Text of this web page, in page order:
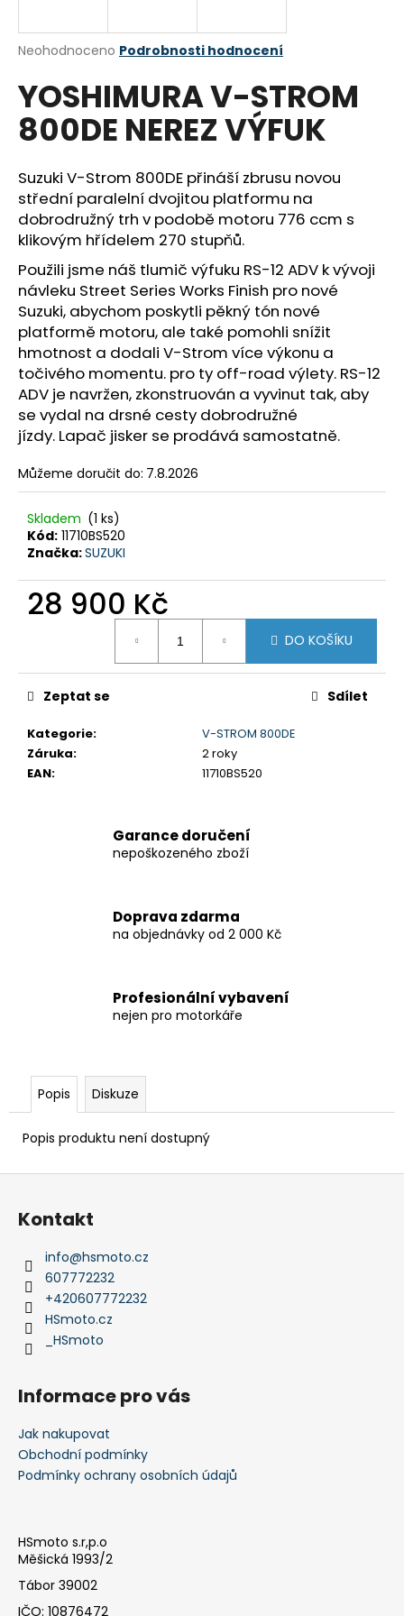
Průměrné
produktu
je
0,0
z
hvězdiček.
Neohodnoceno Podrobnosti hodnocení
YOSHIMURA V-STROM
800DE NEREZ VÝFUK
Suzuki V-Strom 800DE přináší zbrusu novou
střední paralelní dvojitou platformu na
dobrodružný trh v podobě motoru 776 ccm s
klikovým hřídelem 270 stupňů.
Použili jsme náš tlumič výfuku RS-12 ADV k vývoji
návleku Street Series Works Finish pro nové
Suzuki, abychom poskytli pěkný tón nové
platformě motoru, ale také pomohli snížit
hmotnost a dodali V-Strom více výkonu a
točivého momentu. pro ty off-road výlety. RS-12
ADV je navržen, zkonstruován a vyvinut tak, aby
se vydal na drsné cesty dobrodružné
jízdy. Lapač jisker se prodává samostatně.
Můžeme doručit do: 7.8.2026
Skladem (1 ks)
Kód: 11710BS520
Značka:SUZUKI
28 900 Kč
DO KOŠÍKU
Kategorie:
V-STROM 800DE
Záruka:
2 roky
EAN: 11710BS520
Zeptat se Sdílet
Garance doručení
nepoškozeného zboží
Doprava zdarma
na objednávky od 2 000 Kč
Profesionální vybavení
nejen pro motorkáře
Popis Diskuze
Popis produktu není dostupný
j
t
?
HLEDAT
D
o
p
o
r
u
č
u
j
e
m
GSX-
199
900
900
Kč
Z
Kontakt
info@hsmoto.cz
607772232
+420607772232
HSmoto.cz
_HSmoto
Informace pro vás
Jak nakupovat
Obchodní podmínky
Podmínky ochrany osobních údajů
HSmoto s.r,p.o
Měšická 1993/2
Tábor 39002
IČO: 10876472